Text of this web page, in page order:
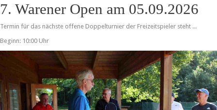
7. Warener Open am 05.09.2026
Termin für das nächste offene Doppelturnier der Freizeitspieler steht ...
Beginn: 10:00 Uhr